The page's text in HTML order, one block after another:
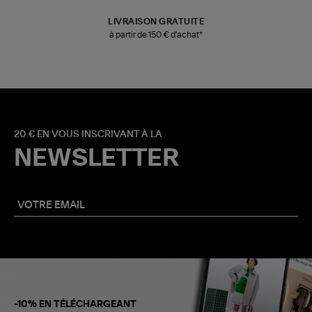
LIVRAISON GRATUITE
à partir de 150 € d'achat*
20 € EN VOUS INSCRIVANT À LA
NEWSLETTER
-10% EN TÉLÉCHARGEANT